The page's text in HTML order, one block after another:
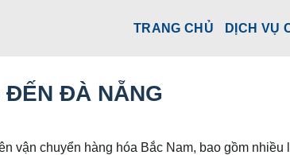
TRANG CHỦ DỊCH VỤ
ĐẾN ĐÀ NẴNG
vận chuyển hàng hóa Bắc Nam, bao gồm nhiều